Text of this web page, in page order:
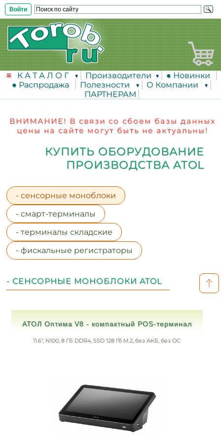
Войти
К А Т А Л О Г Производители
● Новинки
● Распродажа
Полезности
О Компании
ПАРТНЕРАМ
ВНИМАНИЕ! В связи со сбоем базы данных
цены на сайте могут быть не актуальны!
КУПИТЬ ОБОРУДОВАНИЕ
ПРОИЗВОДСТВА ATOL
- сенсорные моноблоки
- смарт-терминалы
- терминалы складские
- фискальные регистраторы
- СЕНСОРНЫЕ МОНОБЛОКИ ATOL
АТОЛ Оптима V8 - компактный POS‑терминал
11.6", N100, 8 ГБ DDR4, SSD 128 Гб M.2, без АКБ, без ОС